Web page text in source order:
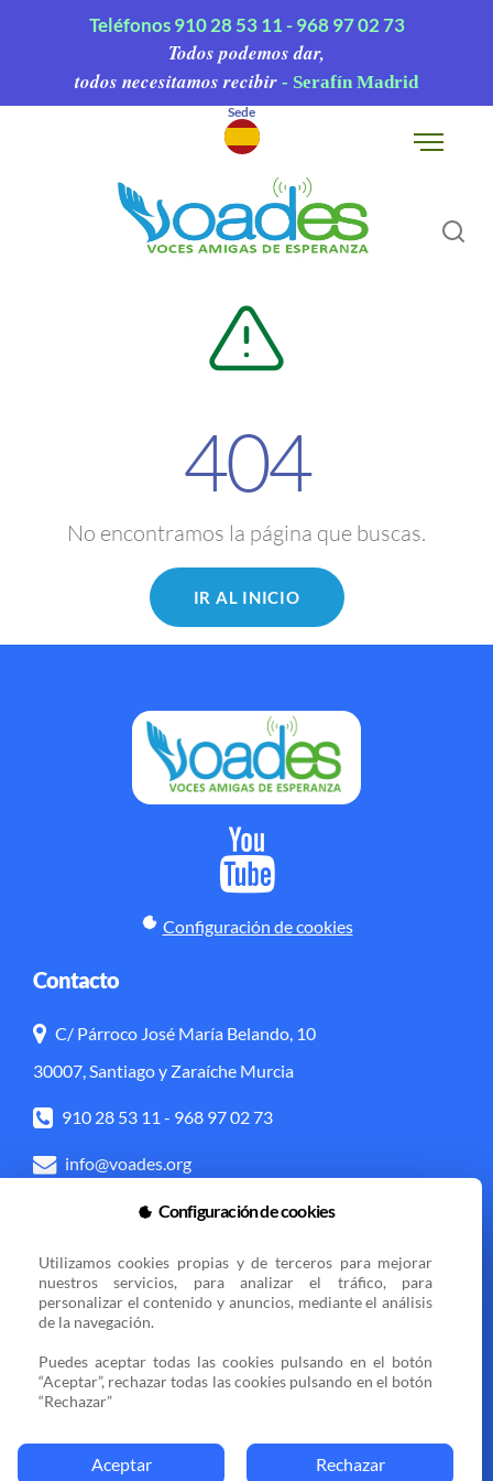
Teléfonos910 28 53 11 -968 97 02 73
Todos podemos dar,
todos necesitamos recibir - Serafín Madrid
Sede
404
No encontramos la página que buscas.
IR AL INICIO
Configuración de cookies
Contacto
C/ Párroco José María Belando, 10
30007, Santiago y Zaraíche Murcia
910 28 53 11 - 968 97 02 73
info@voades.org
Transparencia
Política de cookies
Aviso legal
Sedes
© 2025 VOCES AMIGAS DE ESPERANZA
Configuración de cookies
Utilizamos cookies propias y de terceros para mejorar
nuestros servicios, para analizar el tráfico, para
personalizar el contenido y anuncios, mediante el análisis
de la navegación.
Puedes aceptar todas las cookies pulsando en el botón
“Aceptar”, rechazar todas las cookies pulsando en el botón
“Rechazar”
Aceptar Rechazar